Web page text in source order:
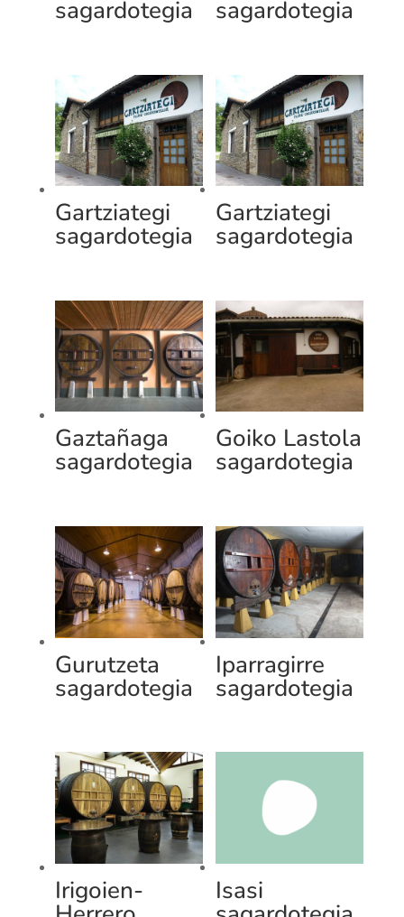
sagardotegia sagardotegia
Gartziategi
sagardotegia
Gartziategi
sagardotegia
Gaztañaga
sagardotegia
Goiko Lastola
sagardotegia
Gurutzeta
sagardotegia
Iparragirre
sagardotegia
Irigoien- Isasi